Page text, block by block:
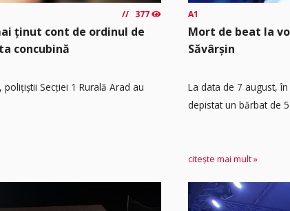
377
ținut cont de ordinul de
concubină
Secției 1 Rurală Arad au
A1
Mort de beat la
Săvârșin
​La data de 7 august,
depistat un bărbat de
citește mai mult »